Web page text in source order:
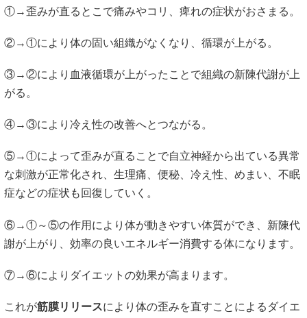
①→歪みが直るとこで痛みやコリ、痺れの症状がおさまる。
②→①により体の固い組織がなくなり、循環が上がる。
③→②により血液循環が上がったことで組織の新陳代謝が上
がる。
④→③により冷え性の改善へとつながる。
⑤→①によって歪みが直ることで自立神経から出ている異常
な刺激が正常化され、生理痛、便秘、冷え性、めまい、不眠
症などの症状も回復していく。
⑥→①～⑤の作用により体が動きやすい体質ができ、新陳代
謝が上がり、効率の良いエネルギー消費する体になります。
⑦→⑥によりダイエットの効果が高まります。
これが筋膜リリースにより体の歪みを直すことによるダイエ